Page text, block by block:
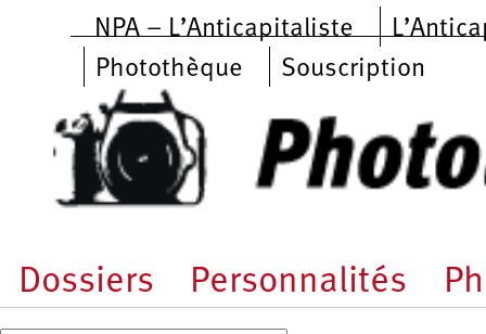
Aller au contenu principal
NPA – L’Anticapitaliste
Photothèque
Souscription
Dossiers Personnalités